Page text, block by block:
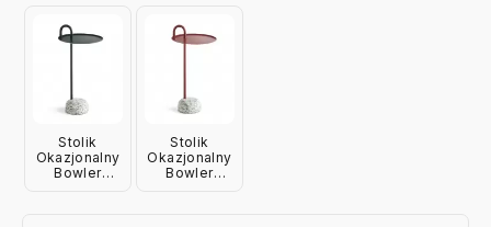
Stolik
Okazjonalny
Bowler
Stolik
Okazjonalny
Bowler